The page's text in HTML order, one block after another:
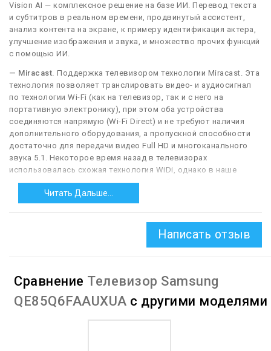
Vision AI — комплексное решение на базе ИИ. Перевод текста
и субтитров в реальном времени, продвинутый ассистент,
анализ контента на экране, к примеру идентификация актера,
улучшение изображения и звука, и множество прочих функций
с помощью ИИ.
— Miracast. Поддержка телевизором технологии Miracast. Эта
технология позволяет транслировать видео- и аудиосигнал
по технологии Wi-Fi (как на телевизор, так и с него на
портативную электронику), при этом оба устройства
соединяются напрямую (Wi-Fi Direct) и не требуют наличия
дополнительного оборудования, а пропускной способности
достаточно для передачи видео Full HD и многоканального
звука 5.1. Некоторое время назад в телевизорах
использовалась схожая технология WiDi, однако в наше
время она почти вытеснена с рынка, и большинство
производителей используют именно Miracast.
— AirPlay.Поддержка телевизором технологии AirPlay, обычно
для трансляции мультимедийного контента с «яблочных»
гаджетов (iPhone, iPad и т. п.) на внешние устройства, в том
воспроизводить подобный контент, но также даёт множество
дополнительных возможностей — трансляцию
дополнительной информации (название звукового трека,
обложка альбома), управление воспроизведением с пульта
телевизора и т. п. В AirPlay 2, в свою очередь, был добавлен
Читать Дальше...
Написать отзыв
Сравнение Телевизор Samsung
QE85Q6FAAUXUA с другими моделями